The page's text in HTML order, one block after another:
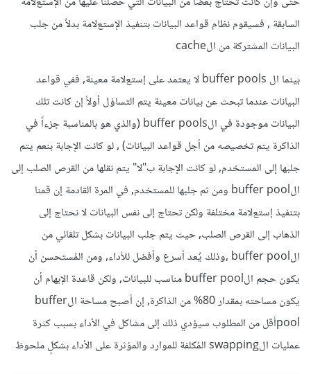
السابقة , فسيقوم نظام قواعد البيانات بتنفيذ الإستعﻻمة بدلاً من جلب
البيانات المشتركة من الcache
بينما ال buffer pools ﻻ يعتمد على إستعﻻمة معينة, ففي قواعد
البيانات عندما تبحث عن بيانات معينة يتم التساؤل أولاً إن كانت تلك
البيانات موجودة في الbuffer pools (والذي هو بالمناسبة جزءاً في
الذاكرة يتم تخصيصه من أجل قواعد البيانات) , لو كانت الإجابة بنعم يتم
جلبها إلى المستخدم, لو كانت الإجابة ب"لا" يتم نقلها من القرص الصلب إلى
الbuffer pool ومن ثم جلبها للمستخدم, في المرة القادمة إن قمنا
بتنفيذ إستعﻻمة مختلفة ولكن تحتاج إلى نفس البيانات ﻻ نحتاج إلى
الذهاب إلى القرص الصلب, حيث يتم جلب البيانات بشكل تلقائي من
الbuffer pool ,وذلك يُعد أسرع وأفضل للأداء, ومن المُستحسن أن
يكون حجم الbuffer pool مناسب للبيانات, ولكن قاعدة الإبهام أن
يكون مساحته بمقدار 80% من الذاكرة, إن أصبح مساحة الbuffer
poolأقل من المطلوب سيؤدي ذلك إلى مشاكل في الأداء بسبب كثرة
عمليات الswapping المُكلفة للموارد والمؤثرة على الأداء بشكلٍ ملحوظ